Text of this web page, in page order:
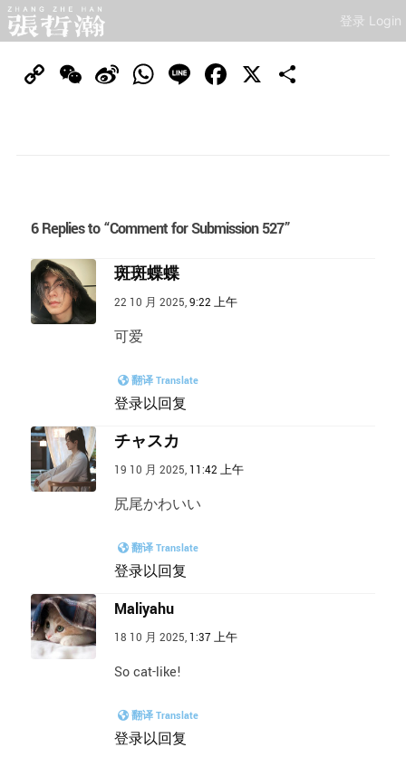
登录 Login
CopyWeChat
SinaWhatsApp
Line Facebook
X
6 Replies to “Comment for Submission 527”
斑斑蝶蝶
22 10 月 2025,9:22 上午
可爱
翻译 Translate
登录以回复
チャスカ
19 10 月 2025, 11:42 上午
尻尾かわいい
翻译 Translate
登录以回复
Maliyahu
18 10 月 2025, 1:37 上午
So cat-like!
翻译 Translate
登录以回复